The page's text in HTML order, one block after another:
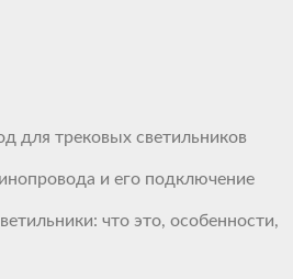
для трековых светильников
и его подключение
что это, особенности,